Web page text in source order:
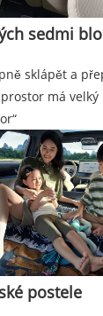
sedmi
sklápět a
má
postele